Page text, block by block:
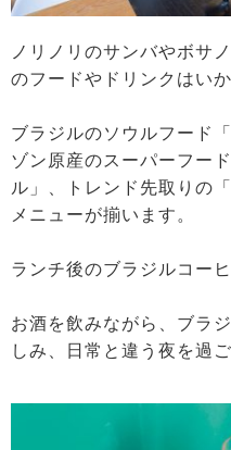
ノリノリのサンバやボサ
のフードやドリンクはいか
ブラジルのソウルフード
ゾン原産のスーパーフー
ル」、トレンド先取りの
メニューが揃います。
ランチ後のブラジルコー
お酒を飲みながら、ブラ
しみ、日常と違う夜を過